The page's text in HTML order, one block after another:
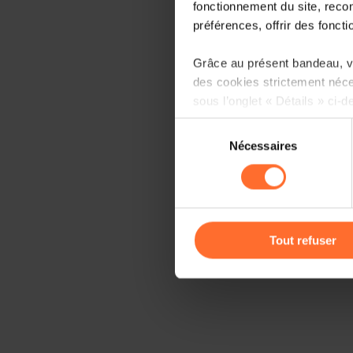
fonctionnement du site,
préférences, offrir des
Grâce au présent bandeau,
des cookies strictement
sous l’onglet « Détails » ci-
Il est précisé que la
sociaux, sauvegarde des
cas de refus de tous les
gauche de chaque page.
consentement
Nécessaires
Tout refuser